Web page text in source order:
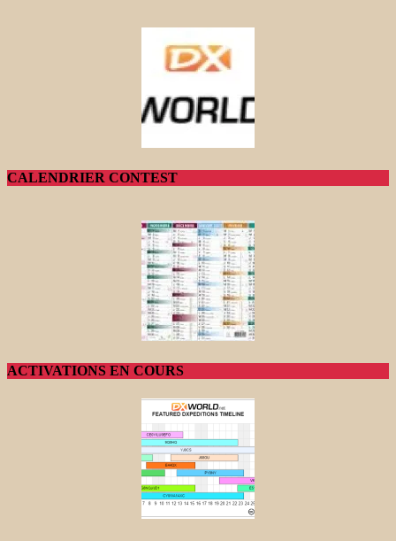
CALENDRIER CONTEST
ACTIVATIONS EN COURS